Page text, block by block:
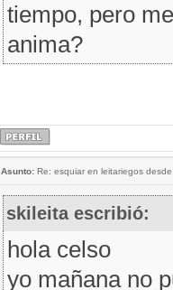
tiempo, pero
anima?
Asunto:Re: esquiar en leitariegos
skileita escribió:
hola celso
yo mañana no